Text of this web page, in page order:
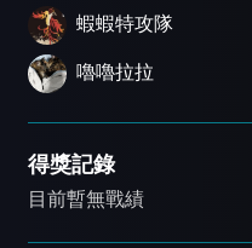
蝦蝦特攻隊
嚕嚕拉拉
得獎記錄
目前暫無戰績